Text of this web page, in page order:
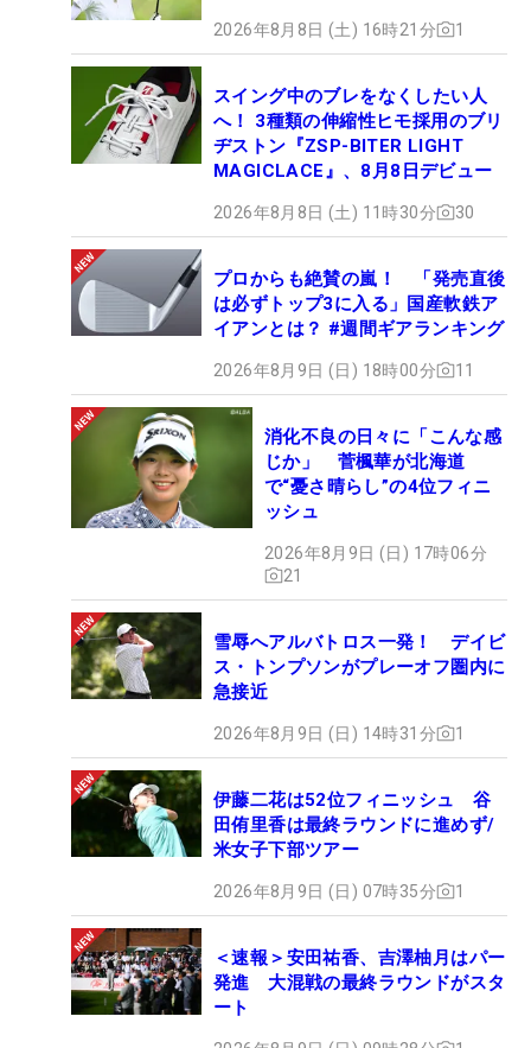
2026年8月8日 (土) 16時21分 1
スイング中のブレをなくしたい人
へ！ 3種類の伸縮性ヒモ採用のブリ
ヂストン『ZSP-BITER LIGHT
MAGICLACE』、8月8日デビュー
2026年8月8日 (土) 11時30分 30
プロからも絶賛の嵐！ 「発売直後
は必ずトップ3に入る」国産軟鉄ア
イアンとは？ #週間ギアランキング
2026年8月9日 (日) 18時00分 11
消化不良の日々に「こんな感
じか」 菅楓華が北海道
で“憂さ晴らし”の4位フィニ
ッシュ
2026年8月9日 (日) 17時06分
21
雪辱へアルバトロス一発！ デイビ
ス・トンプソンがプレーオフ圏内に
急接近
2026年8月9日 (日) 14時31分 1
伊藤二花は52位フィニッシュ 谷
田侑里香は最終ラウンドに進めず/
米女子下部ツアー
2026年8月9日 (日) 07時35分 1
＜速報＞安田祐香、吉澤柚月はパー
発進 大混戦の最終ラウンドがスタ
ート